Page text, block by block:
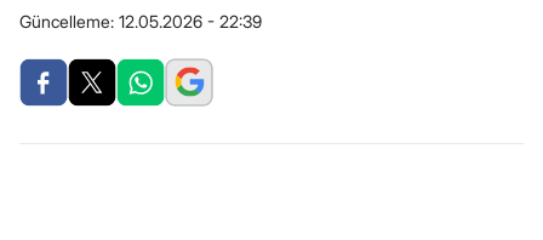
Güncelleme: 12.05.2026 - 22:39